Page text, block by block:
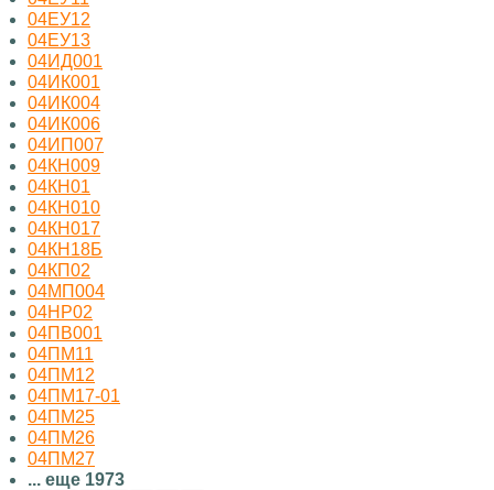
04ЕУ12
04ЕУ13
04ИД001
04ИК001
04ИК004
04ИК006
04ИП007
04КН009
04КН01
04КН010
04КН017
04КН18Б
04КП02
04МП004
04НР02
04ПВ001
04ПМ11
04ПМ12
04ПМ17-01
04ПМ25
04ПМ26
04ПМ27
... еще 1973